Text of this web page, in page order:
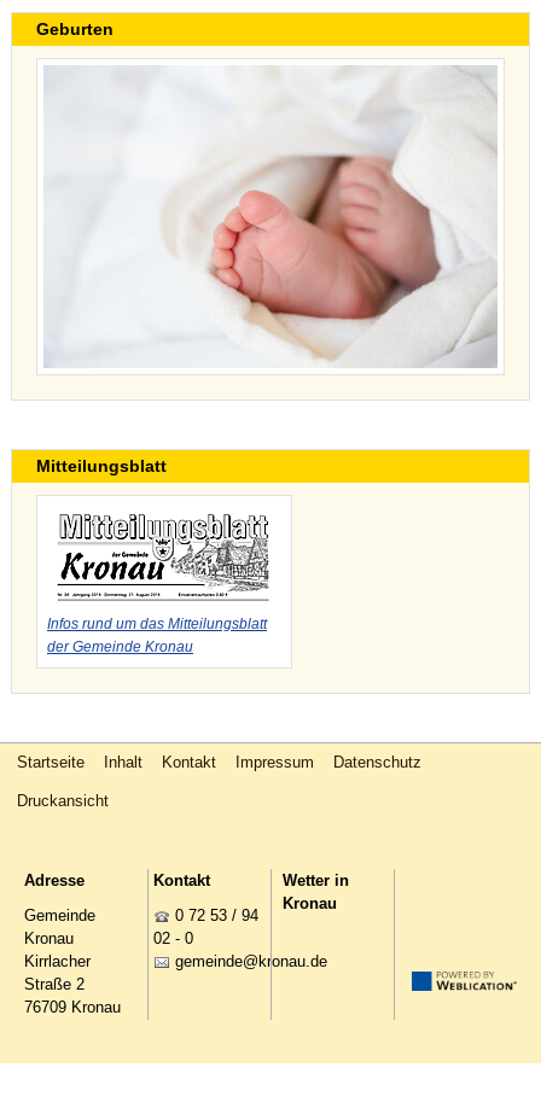
Geburten
Mitteilungsblatt
Infos rund um das Mitteilungsblatt
der Gemeinde Kronau
Startseite Inhalt Kontakt Impressum Datenschutz
Druckansicht
Adresse
Gemeinde
Kronau
Kirrlacher
Straße 2
76709 Kronau
Kontakt
0 72 53 / 94
02 - 0
g m nd kr n d
Wetter in
Kronau